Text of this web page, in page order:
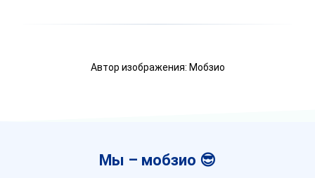
Автор изображения: Мобзио
Мы – мобзио 😎